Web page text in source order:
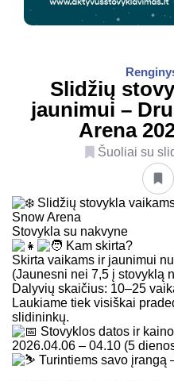
Slidžių
jaunimui –
Arena
Šuoliai su
Slidžių stovykla
Snow Arena
Stovykla su nakvyne
Kam skirta?
Skirta vaikams ir jaunimui
(Jaunesni nei 7,5 į stovyklą
Dalyvių skaičius: 10–25
Laukiame tiek visiškai
slidininkų.
Stovyklos datos ir
2026.04.06 – 04.10 (5
Turintiems savo įrangą